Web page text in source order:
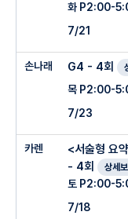
화 P2:00-
7/21
손나래 G4 - 4회
목 P2:00-
7/23
카렌
<서술형 요
- 4회
상세보
토 P2:00-
7/18